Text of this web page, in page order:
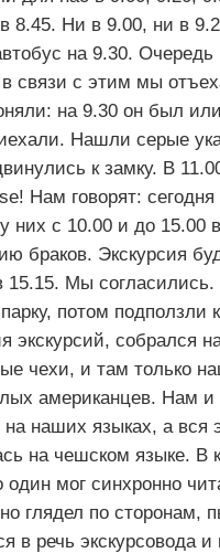
8.45. Ни в 9.00, ни в
на 9.30. Очередь
в связи с этим мы
на 9.30 он был
Нашли серые
к замку. В
Нам говорят:
них с 10.00 и до 15.00
браков. Экскурсия
15.15. Мы
потом подползли
экскурсий, собрался
чехи, и там только
американцев. Нам
на наших языках, а вся
на чешском языке. В
один мог синхронно
глядел по сторонам,
в речь экскурсовода и